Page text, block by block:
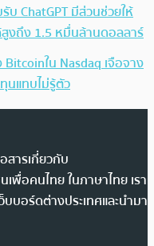
บ ChatGPT มีส่วนช่วยให้
งถึง 1.5 หมื่นล้านดอลลาร์
ใน Nasdaq เจือจาง
นแทบไม่รู้ตัว
สารเกี่ยวกับ
พื่อคนไทย ในภาษาไทย เรา
บอร์ดต่างประเทศและนำมา